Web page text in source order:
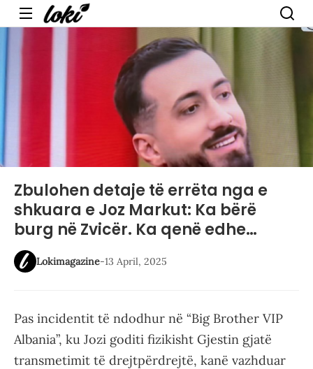
Menu
Zbulohen detaje të errëta nga e
shkuara e Joz Markut: Ka bërë
burg në Zvicër. Ka qenë edhe…
Lokimagazine-13 April, 2025
Pas incidentit të ndodhur në “Big Brother VIP
Albania”, ku Jozi goditi fizikisht Gjestin gjatë
transmetimit të drejtpërdrejtë, kanë vazhduar